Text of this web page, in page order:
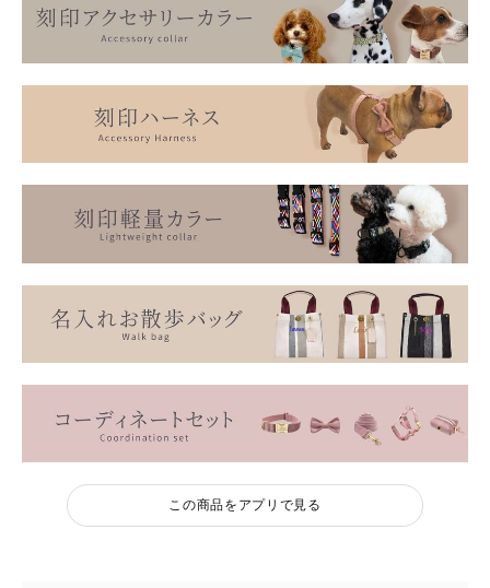
この商品をアプリで見る